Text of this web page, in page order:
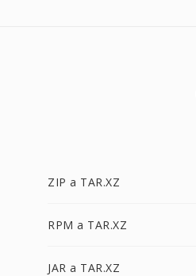
ZIP a TAR.XZ
RPM a TAR.XZ
JAR a TAR.XZ